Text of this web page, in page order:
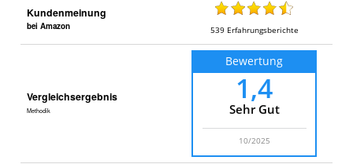
Kundenmeinung
bei Amazon 539 Erfahrungsberichte
Vergleichsergebnis
Methodik
Bewertung
1,4
Sehr Gut
10/2025